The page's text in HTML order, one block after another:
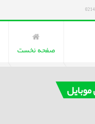
صفحه نخست